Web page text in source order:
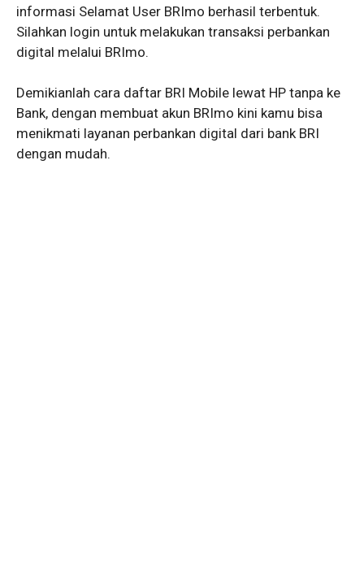
informasi Selamat User BRImo berhasil terbentuk.
Silahkan login untuk melakukan transaksi perbankan
digital melalui BRImo.
Demikianlah cara daftar BRI Mobile lewat HP tanpa ke
Bank, dengan membuat akun BRImo kini kamu bisa
menikmati layanan perbankan digital dari bank BRI
dengan mudah.